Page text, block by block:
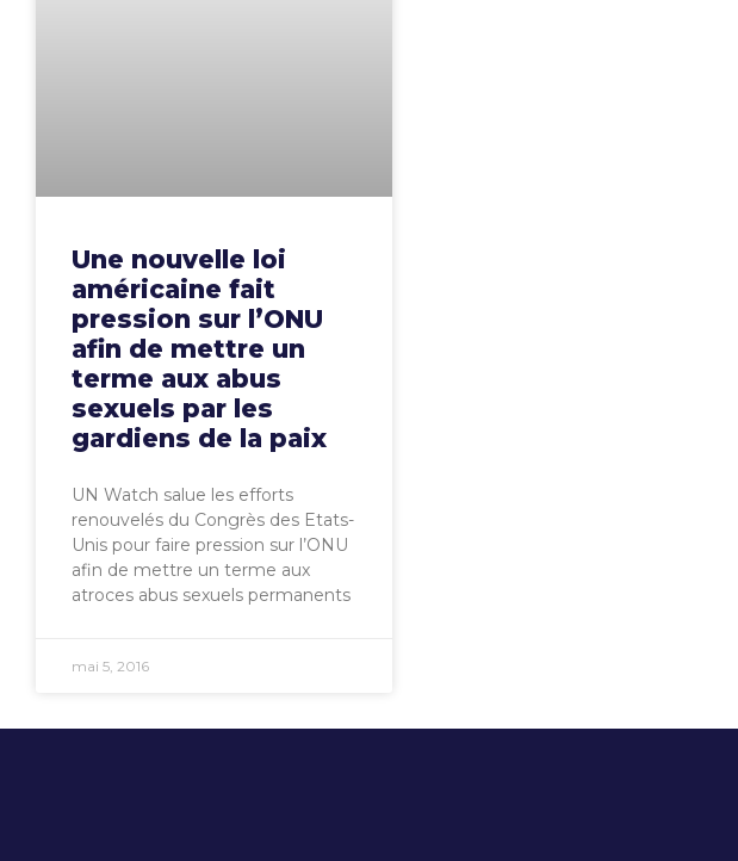
Une nouvelle loi
américaine fait
pression sur l’ONU
afin de mettre un
terme aux abus
sexuels par les
gardiens de la paix
UN Watch salue les efforts
renouvelés du Congrès des Etats-
Unis pour faire pression sur l’ONU
afin de mettre un terme aux
atroces abus sexuels permanents
mai 5, 2016